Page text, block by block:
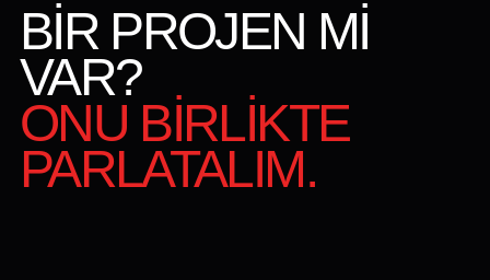
BİR PROJEN Mİ
VAR?
ONU BİRLİKTE
PARLATALIM.